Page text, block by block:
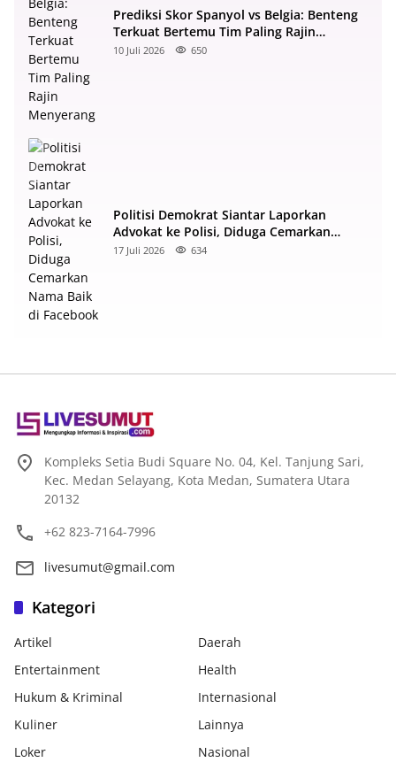
Prediksi Skor Spanyol vs Belgia: Benteng
Terkuat Bertemu Tim Paling Rajin
Menyerang
10 Juli 2026 650
Politisi Demokrat Siantar Laporkan
Advokat ke Polisi, Diduga Cemarkan
Nama Baik di Facebook
17 Juli 2026 634
Kompleks Setia Budi Square No. 04, Kel. Tanjung Sari,
Kec. Medan Selayang, Kota Medan, Sumatera Utara
20132
+62 823-7164-7996
livesumut@gmail.com
Kategori
Artikel
Daerah
Entertainment
Health
Hukum & Kriminal
Internasional
Kuliner
Lainnya
Loker
Nasional